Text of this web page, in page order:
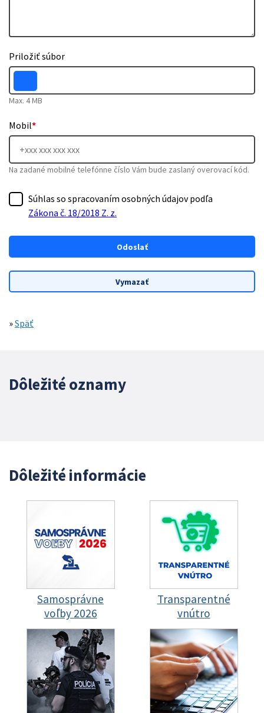
Priložiť súbor
Max. 4 MB
Mobil*
Na zadané mobilné telefónne číslo Vám bude zaslaný overovací kód.
Súhlas so spracovaním osobných údajov podľa
Zákona č. 18/2018 Z. z.
»Späť
Dôležité oznamy
Dôležité informácie
Samosprávne
voľby 2026
Transparentné
vnútro